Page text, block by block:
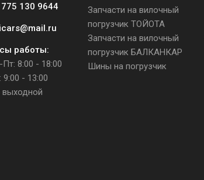
775 130 9644
работы:
8:00 - 18:00
9:00 - 13:00
выходной
Запчасти на вилочный
погрузчик ТОЙОТА
Запчасти на вилочный
погрузчик БАЛКАНКАР
Шины на погрузчик